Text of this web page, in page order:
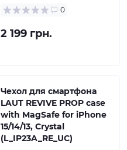
0
2 199 грн.
Чехол для смартфона
LAUT REVIVE PROP case
with MagSafe for iPhone
15/14/13, Crystal
(L_IP23A_RE_UC)